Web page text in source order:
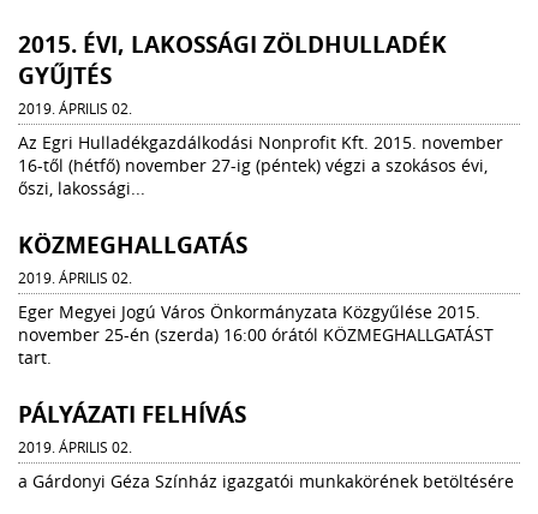
2015. ÉVI, LAKOSSÁGI ZÖLDHULLADÉK
GYŰJTÉS
2019. ÁPRILIS 02.
Az Egri Hulladékgazdálkodási Nonprofit Kft. 2015. november
16-től (hétfő) november 27-ig (péntek) végzi a szokásos évi,
őszi, lakossági...
KÖZMEGHALLGATÁS
2019. ÁPRILIS 02.
Eger Megyei Jogú Város Önkormányzata Közgyűlése 2015.
november 25-én (szerda) 16:00 órától KÖZMEGHALLGATÁST
tart.
PÁLYÁZATI FELHÍVÁS
2019. ÁPRILIS 02.
a Gárdonyi Géza Színház igazgatói munkakörének betöltésére